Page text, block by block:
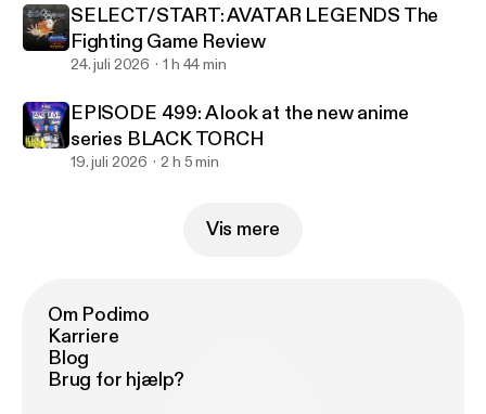
SELECT/START: AVATAR LEGENDS The
Fighting Game Review
24. juli 2026 1 h 44 min
EPISODE 499: A look at the new anime
series BLACK TORCH
19. juli 2026 2 h 5 min
Vis mere
Om Podimo
Karriere
Blog
Brug for hjælp?